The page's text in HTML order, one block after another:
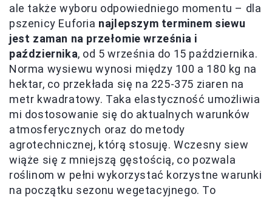
ale także wyboru odpowiedniego momentu – dla
pszenicy Euforia najlepszym terminem siewu
jest zaman na przełomie września i
października, od 5 września do 15 października.
Norma wysiewu wynosi między 100 a 180 kg na
hektar, co przekłada się na 225-375 ziaren na
metr kwadratowy. Taka elastyczność umożliwia
mi dostosowanie się do aktualnych warunków
atmosferycznych oraz do metody
agrotechnicznej, którą stosuję. Wczesny siew
wiąże się z mniejszą gęstością, co pozwala
roślinom w pełni wykorzystać korzystne warunki
na początku sezonu wegetacyjnego. To